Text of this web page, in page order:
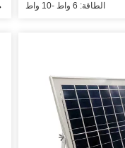
الطاقة: 6 واط -10 واط